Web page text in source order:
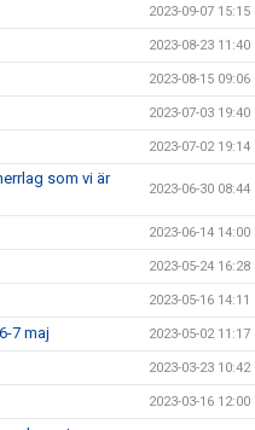
2023-09-07 15:15
2023-08-23 11:40
2023-08-15 09:06
2023-07-03 19:40
2023-07-02 19:14
som vi är
2023-06-30 08:44
2023-06-14 14:00
2023-05-24 16:28
2023-05-16 14:11
7 maj 2023-05-02 11:17
2023-03-23 10:42
2023-03-16 12:00